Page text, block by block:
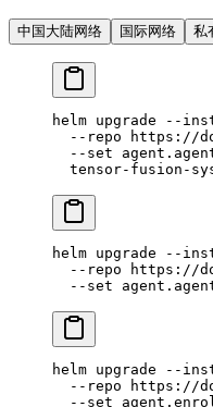
中国大陆网络 国际网络 私
helm upgrade --
  --repo
https://
  --set
tensor-fusion-
helm upgrade --
  --repo
https://
  --set
helm upgrade --
  --repo
https://
  --set